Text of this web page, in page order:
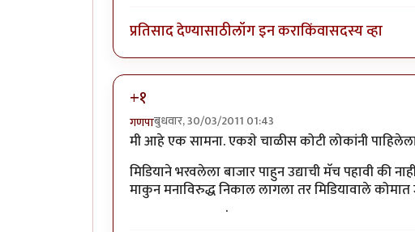
प्रतिसाद देण्यासाठीलॉग इन कराकिंवासदस्य व्हा
+१
गणपाबुधवार, 30/03/2011 01:43
मी आहे एक सामना. एकशे चाळीस कोटी लोकांनी
मिडियाने भरवलेला बाजार पाहुन उद्याची मॅच पहावी
माकुन मनाविरुद्ध निकाल लागला तर मिडियावाले
.